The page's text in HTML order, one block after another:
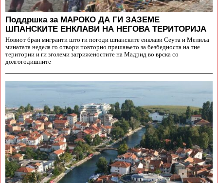
Поддршка за МАРОКО ДА ГИ ЗАЗЕМЕ
ШПАНСКИТЕ ЕНКЛАВИ НА НЕГОВА ТЕРИТОРИЈА
Новиот бран мигранти што ги погоди шпанските енклави Сеута и Мелиља
минатата недела го отвори повторно прашањето за безбедноста на тие
територии и ги зголеми загриженостите на Мадрид во врска со
долгогодишните